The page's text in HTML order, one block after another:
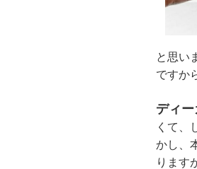
と思い
ですか
ディ
くて、
かし、
ります